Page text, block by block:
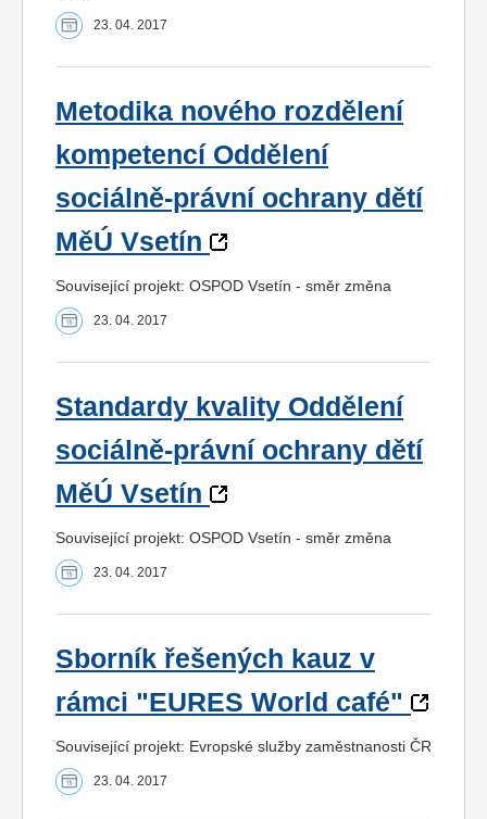
23. 04. 2017
Metodika nového rozdělení
kompetencí Oddělení
sociálně-právní ochrany dětí
MěÚ Vsetín
Související projekt: OSPOD Vsetín - směr změna
23. 04. 2017
Standardy kvality Oddělení
sociálně-právní ochrany dětí
MěÚ Vsetín
Související projekt: OSPOD Vsetín - směr změna
23. 04. 2017
Sborník řešených kauz v
rámci "EURES World café"
Související projekt: Evropské služby zaměstnanosti ČR
23. 04. 2017